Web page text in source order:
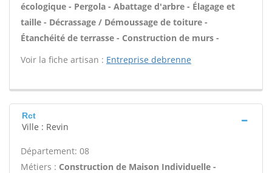
écologique - Pergola - Abattage d'arbre - Élagage et
taille - Décrassage / Démoussage de toiture -
Étanchéité de terrasse - Construction de murs -
Voir la fiche artisan : Entreprise debrenne
Rct
Ville : Revin
Département: 08
Métiers : Construction de Maison Individuelle -